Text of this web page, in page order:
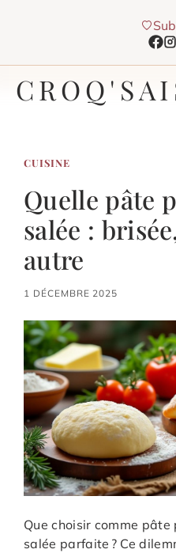
CUISINE
Quelle pâte
salée :
autre
1 DÉCEMBRE 2025
Que choisir comme
salée parfaite ? Ce